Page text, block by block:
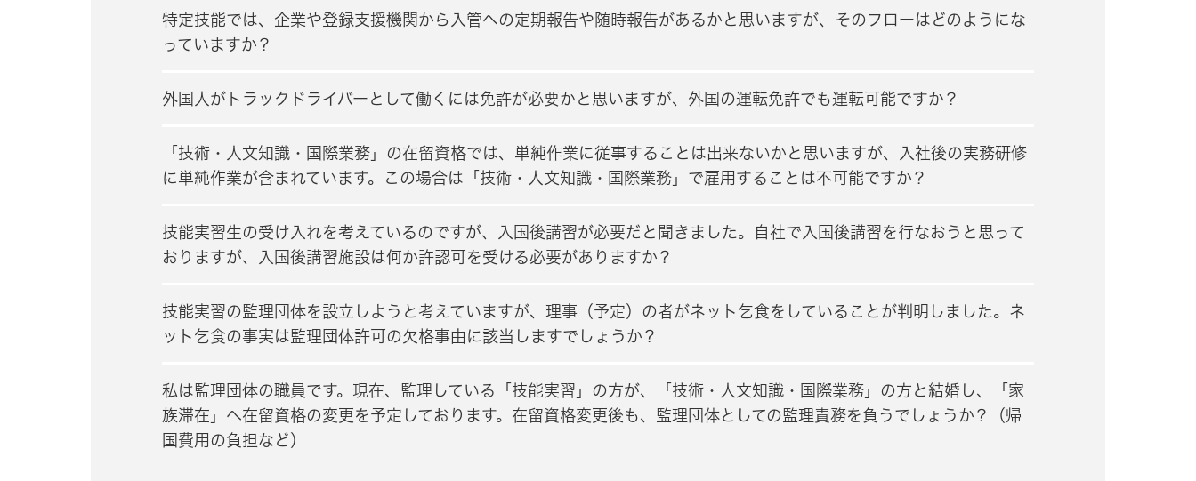
特定技能では、企業や登録支援機関から入管への定期報告や随時報告があるかと思いますが、そのフローはどのようにな
っていますか？
外国人がトラックドライバーとして働くには免許が必要かと思いますが、外国の運転免許でも運転可能ですか？
「技術・人文知識・国際業務」の在留資格では、単純作業に従事することは出来ないかと思いますが、入社後の実務研修
に単純作業が含まれています。この場合は「技術・人文知識・国際業務」で雇用することは不可能ですか？
技能実習生の受け入れを考えているのですが、入国後講習が必要だと聞きました。自社で入国後講習を行なおうと思って
おりますが、入国後講習施設は何か許認可を受ける必要がありますか？
技能実習の監理団体を設立しようと考えていますが、理事（予定）の者がネット乞食をしていることが判明しました。ネ
ット乞食の事実は監理団体許可の欠格事由に該当しますでしょうか？
私は監理団体の職員です。現在、監理している「技能実習」の方が、「技術・人文知識・国際業務」の方と結婚し、「家
族滞在」へ在留資格の変更を予定しております。在留資格変更後も、監理団体としての監理責務を負うでしょうか？（帰
国費用の負担など）